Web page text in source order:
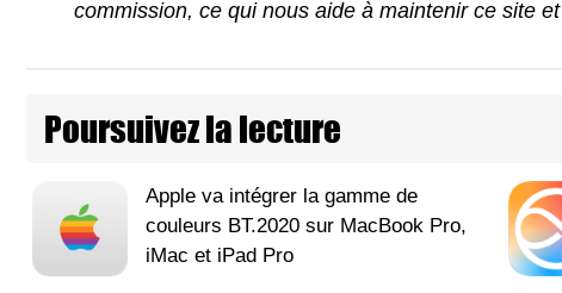
commission, ce qui nous aide à maintenir ce site
Poursuivez la lecture
Apple va intégrer la gamme de
couleurs BT.2020 sur MacBook Pro,
iMac et iPad Pro